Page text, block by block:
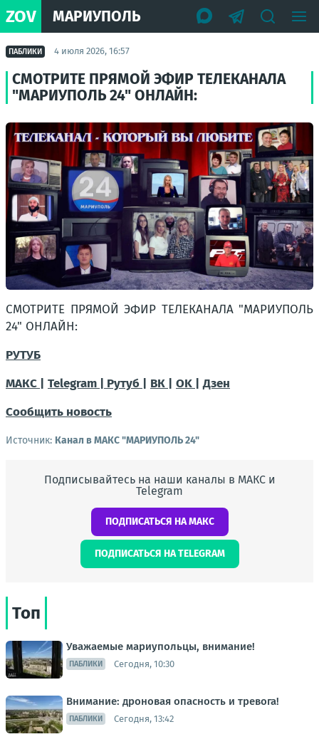
ZOV МАРИУПОЛЬ
ПАБЛИКИ 4 июля 2026, 16:57
СМОТРИТЕ ПРЯМОЙ ЭФИР ТЕЛЕКАНАЛА
"МАРИУПОЛЬ 24" ОНЛАЙН:
СМОТРИТЕ ПРЯМОЙ ЭФИР ТЕЛЕКАНАЛА "МАРИУПОЛЬ
24" ОНЛАЙН:
РУТУБ
МАКС |
Telegram | Рутуб | ВК | OK |
Дзен
Сообщить новость
Источник: Канал в МАКС "МАРИУПОЛЬ 24"
Подписывайтесь на наши каналы в МАКС и
Telegram
ПОДПИСАТЬСЯ НА МАКС
ПОДПИСАТЬСЯ НА TELEGRAM
Топ
Уважаемые мариупольцы, внимание!
ПАБЛИКИ Сегодня, 10:30
Внимание: дроновая опасность и тревога!
ПАБЛИКИ Сегодня, 13:42